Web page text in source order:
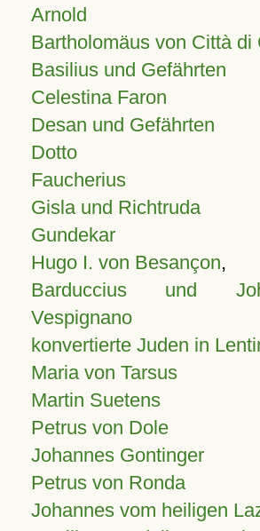
Arnold
Bartholomäus von Città di
Basilius und Gefährten
Celestina Faron
Desan und Gefährten
Dotto
Faucherius
Gisla und Richtruda
Gundekar
Hugo I. von Besançon,
Barduccius und
Vespignano
konvertierte Juden in
Maria von Tarsus
Martin Suetens
Petrus von Dole
Johannes Gontinger
Petrus von Ronda
Johannes vom heiligen